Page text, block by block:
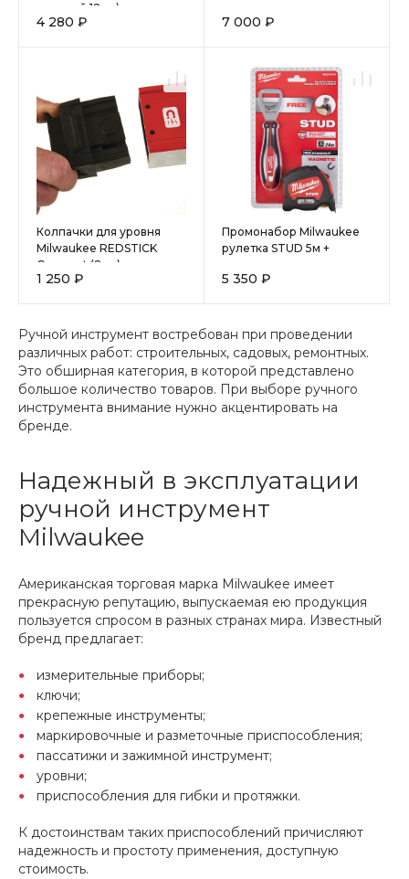
дисплей 12шт) замена
для 48229306
4 280 ₽ 7 000 ₽
Колпачки для уровня
Milwaukee REDSTICK
Compact (2шт)
1 250 ₽
Промонабор Milwaukee
рулетка STUD 5м +
5 350 ₽
Ручной инструмент востребован при проведении
различных работ: строительных, садовых, ремонтных.
Это обширная категория, в которой представлено
большое количество товаров. При выборе ручного
инструмента внимание нужно акцентировать на
бренде.
Надежный в эксплуатации
ручной инструмент
Milwaukee
Американская торговая марка Milwaukee имеет
прекрасную репутацию, выпускаемая ею продукция
пользуется спросом в разных странах мира. Известный
бренд предлагает:
измерительные приборы;
ключи;
крепежные инструменты;
маркировочные и разметочные приспособления;
пассатижи и зажимной инструмент;
уровни;
приспособления для гибки и протяжки.
К достоинствам таких приспособлений причисляют
надежность и простоту применения, доступную
стоимость.